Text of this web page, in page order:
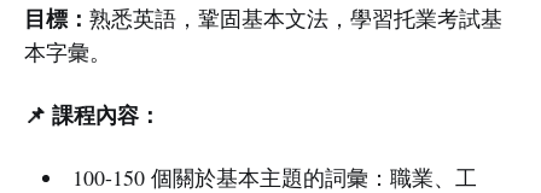
目標： 熟悉英語，鞏固基本文法，學習托業考試基
本字彙。
📌 課程內容：
100-150 個關於基本主題的詞彙：職業、工